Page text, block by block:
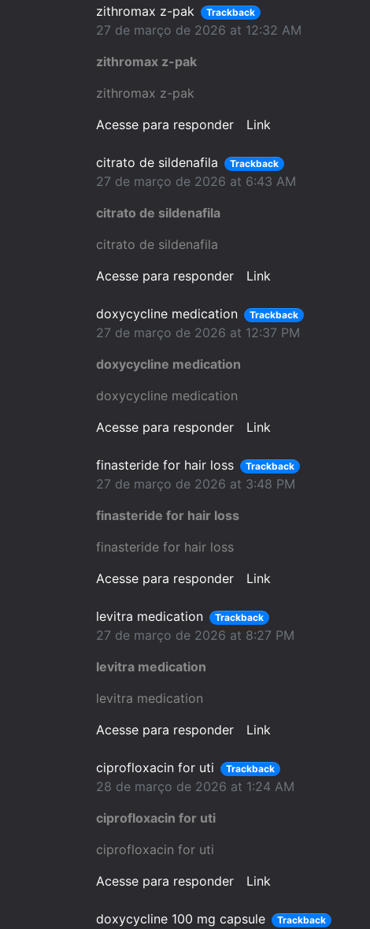
zithromax z-pak Trackback
27 de março de 2026 at 12:32 AM
zithromax z-pak
zithromax z-pak
Acesse para responder
Link
citrato de sildenafila Trackback
27 de março de 2026 at 6:43 AM
citrato de sildenafila
citrato de sildenafila
Acesse para responder
Link
doxycycline medication Trackback
27 de março de 2026 at 12:37 PM
doxycycline medication
doxycycline medication
Acesse para responder
Link
finasteride for hair loss Trackback
27 de março de 2026 at 3:48 PM
finasteride for hair loss
finasteride for hair loss
Acesse para responder
Link
levitra medication Trackback
27 de março de 2026 at 8:27 PM
levitra medication
levitra medication
Acesse para responder
Link
ciprofloxacin for uti Trackback
28 de março de 2026 at 1:24 AM
ciprofloxacin for uti
ciprofloxacin for uti
Acesse para responder
Link
doxycycline 100 mg capsule Trackback